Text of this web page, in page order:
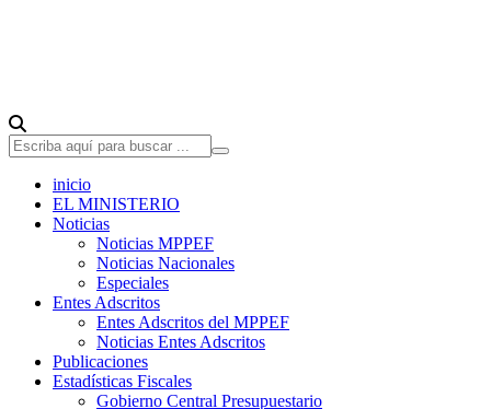
inicio
EL MINISTERIO
Noticias
Noticias MPPEF
Noticias Nacionales
Especiales
Entes Adscritos
Entes Adscritos del MPPEF
Noticias Entes Adscritos
Publicaciones
Estadísticas Fiscales
Gobierno Central Presupuestario